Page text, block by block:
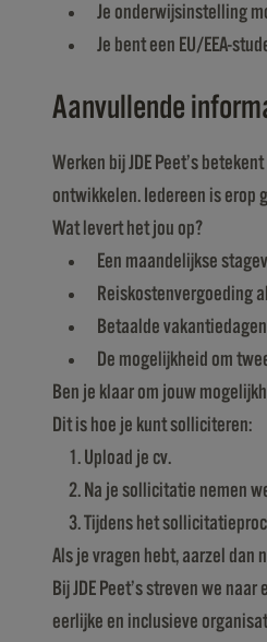
Je onderwijsinstelling
Je bent een EU/EEA-
Aanvullende
Werken bij JDE Peet’s
ontwikkelen. Iedereen is erop
Wat levert het jou op?
Een maandelijkse
Reiskostenvergoeding
Betaalde
De mogelijkheid om
Ben je klaar om jouw
Dit is hoe je kunt solliciteren:
Upload je cv.
Na je sollicitatie nemen
Tijdens het
Als je vragen hebt, aarzel dan
Bij JDE Peet’s streven we
eerlijke en inclusieve